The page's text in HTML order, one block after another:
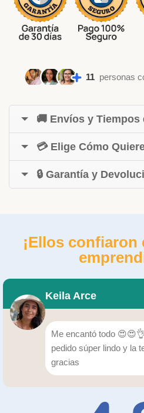
11 personas
🚚 Envíos y Tiempos
💳 Elige Cómo
🔒 Garantía y
¡Ellos
Keila Arce
Me encantó todo
pedido súper lindo y la
gracias